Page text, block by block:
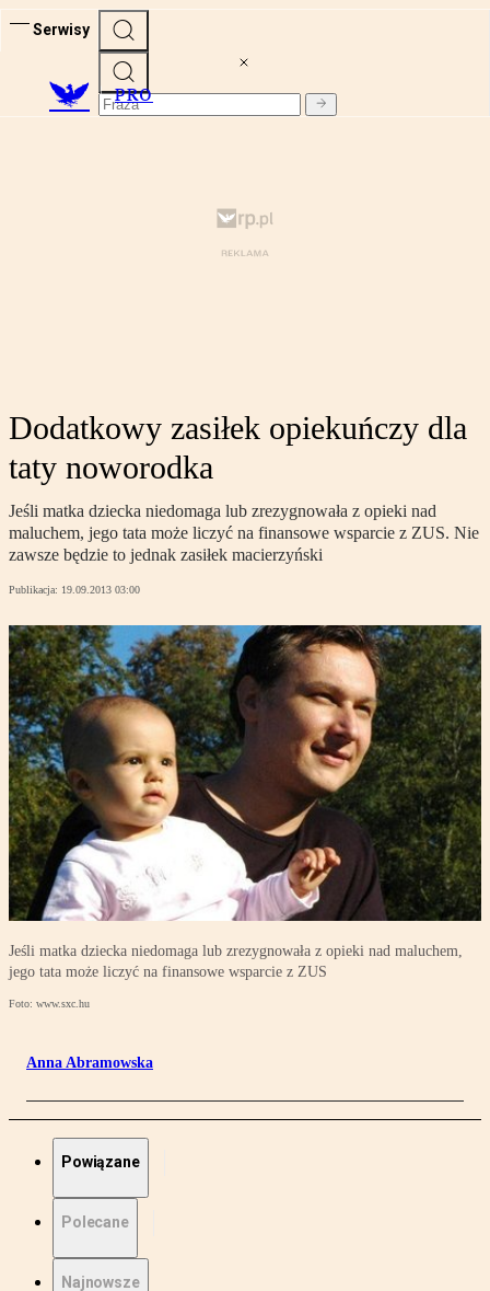
Serwisy
PRO
Dodatkowy zasiłek opiekuńczy dla
taty noworodka
Jeśli matka dziecka niedomaga lub zrezygnowała z opieki nad
maluchem, jego tata może liczyć na finansowe wsparcie z ZUS. Nie
zawsze będzie to jednak zasiłek macierzyński
Publikacja: 19.09.2013 03:00
Jeśli matka dziecka niedomaga lub zrezygnowała z opieki nad maluchem,
jego tata może liczyć na finansowe wsparcie z ZUS
Foto: www.sxc.hu
Anna Abramowska
Powiązane
Polecane
Najnowsze